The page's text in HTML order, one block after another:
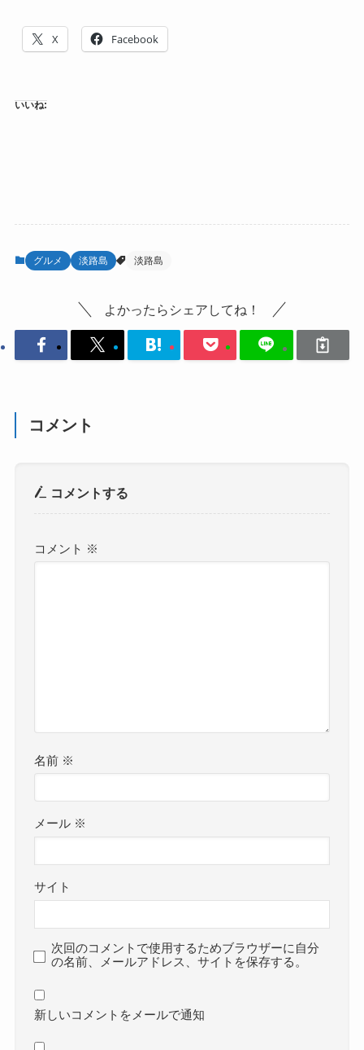
X Facebook
いいね:
グルメ 淡路島 淡路島
よかったらシェアしてね！
コメント
コメントする
コメント ※
名前 ※
メール ※
サイト
次回のコメントで使用するためブラウザーに自分
の名前、メールアドレス、サイトを保存する。
新しいコメントをメールで通知